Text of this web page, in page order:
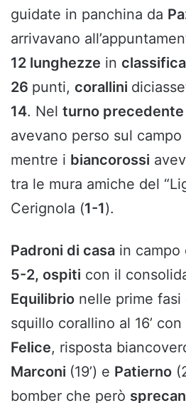
guidate in panchina da
arrivavano
12 lunghezze in classifica
26 punti, corallini
14. Nel turno precedente
avevano perso sul
mentre i biancorossi
tra le mura amiche del
Cerignola (1-1).
Padroni di casa in campo
5-2, ospiti con il
Equilibrio nelle prime
squillo corallino al 16’ con
Felice, risposta
Marconi (19’) e Patierno
bomber che però